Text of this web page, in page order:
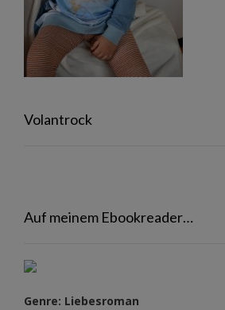
Volantrock
Auf meinem Ebookreader…
Genre: Liebesroman